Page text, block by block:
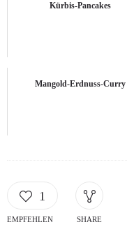
Kürbis-Pancakes
Mangold-Erdnuss-Curry
1
EMPFEHLEN SHARE